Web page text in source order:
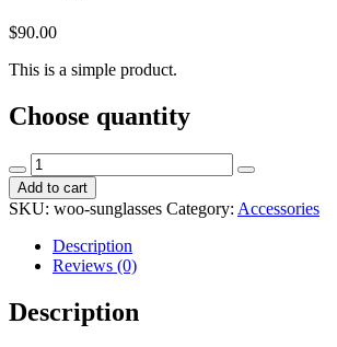
$90.00
This is a simple product.
Choose quantity
Sunglasses
quantity
Add to cart
SKU: woo-sunglasses Category: Accessories
Description
Reviews (0)
Description